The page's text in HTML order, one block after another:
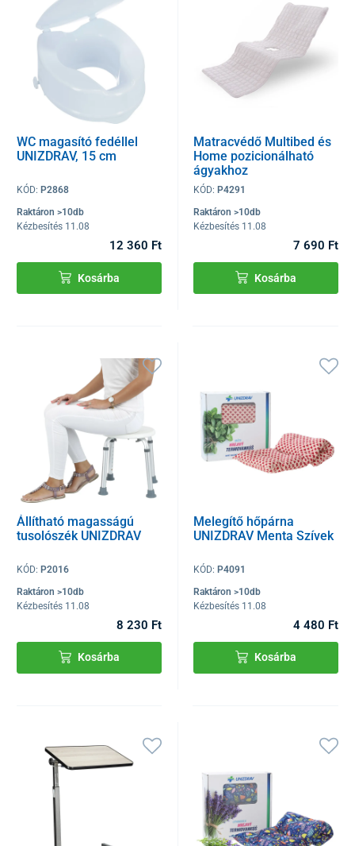
WC magasító fedéllel
UNIZDRAV, 15 cm
KÓD: P2868
Raktáron >10db
Kézbesítés 11.08
12 360 Ft
Kosárba
Matracvédő Multibed és
Home pozicionálható
ágyakhoz
KÓD: P4291
Raktáron >10db
Kézbesítés 11.08
7 690 Ft
Kosárba
Állítható magasságú
tusolószék UNIZDRAV
KÓD: P2016
Raktáron >10db
Kézbesítés 11.08
8 230 Ft
Kosárba
Melegítő hőpárna
UNIZDRAV Menta Szívek
KÓD: P4091
Raktáron >10db
Kézbesítés 11.08
4 480 Ft
Kosárba